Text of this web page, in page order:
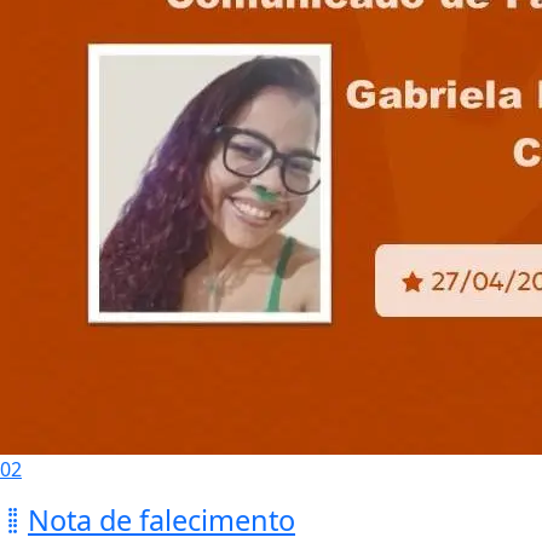
02
Nota de falecimento